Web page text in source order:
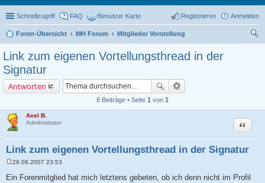
Schnellzugriff FAQ Benutzer Karte Anmelden
Registrieren
Foren-Übersicht MH Forum
Mitglieder Vorstellung
Link zum eigenen Vortellungsthread in der
Signatur
Antworten
8 Beiträge • Seite 1 von 1
Axel B.
Administrator
Link zum eigenen Vortellungsthread in der Signatur
Zitat
28.08.2007 23:53
Ein Forenmitglied hat mich letztens gebeten, ob ich denn nicht im Profil